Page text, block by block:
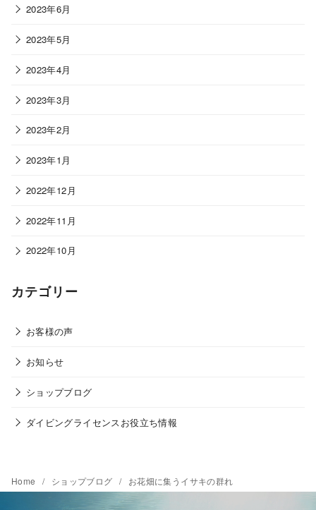
2023年6月
2023年5月
2023年4月
2023年3月
2023年2月
2023年1月
2022年12月
2022年11月
2022年10月
カテゴリー
お客様の声
お知らせ
ショップブログ
ダイビングライセンスお役立ち情報
Home ショップブログ お花畑に集うイサキの群れ